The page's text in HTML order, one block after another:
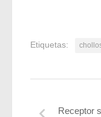
Etiquetas:
Receptor